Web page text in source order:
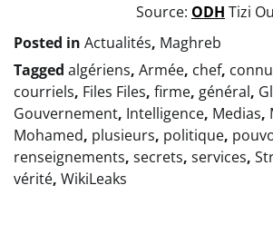
Source: ODH Tizi
Posted in Actualités, Maghreb
Tagged algériens, Armée, chef, connu
courriels, Files Files, firme, général,
Gouvernement, Intelligence, Medias,
Mohamed, plusieurs, politique,
renseignements, secrets, services,
vérité, WikiLeaks